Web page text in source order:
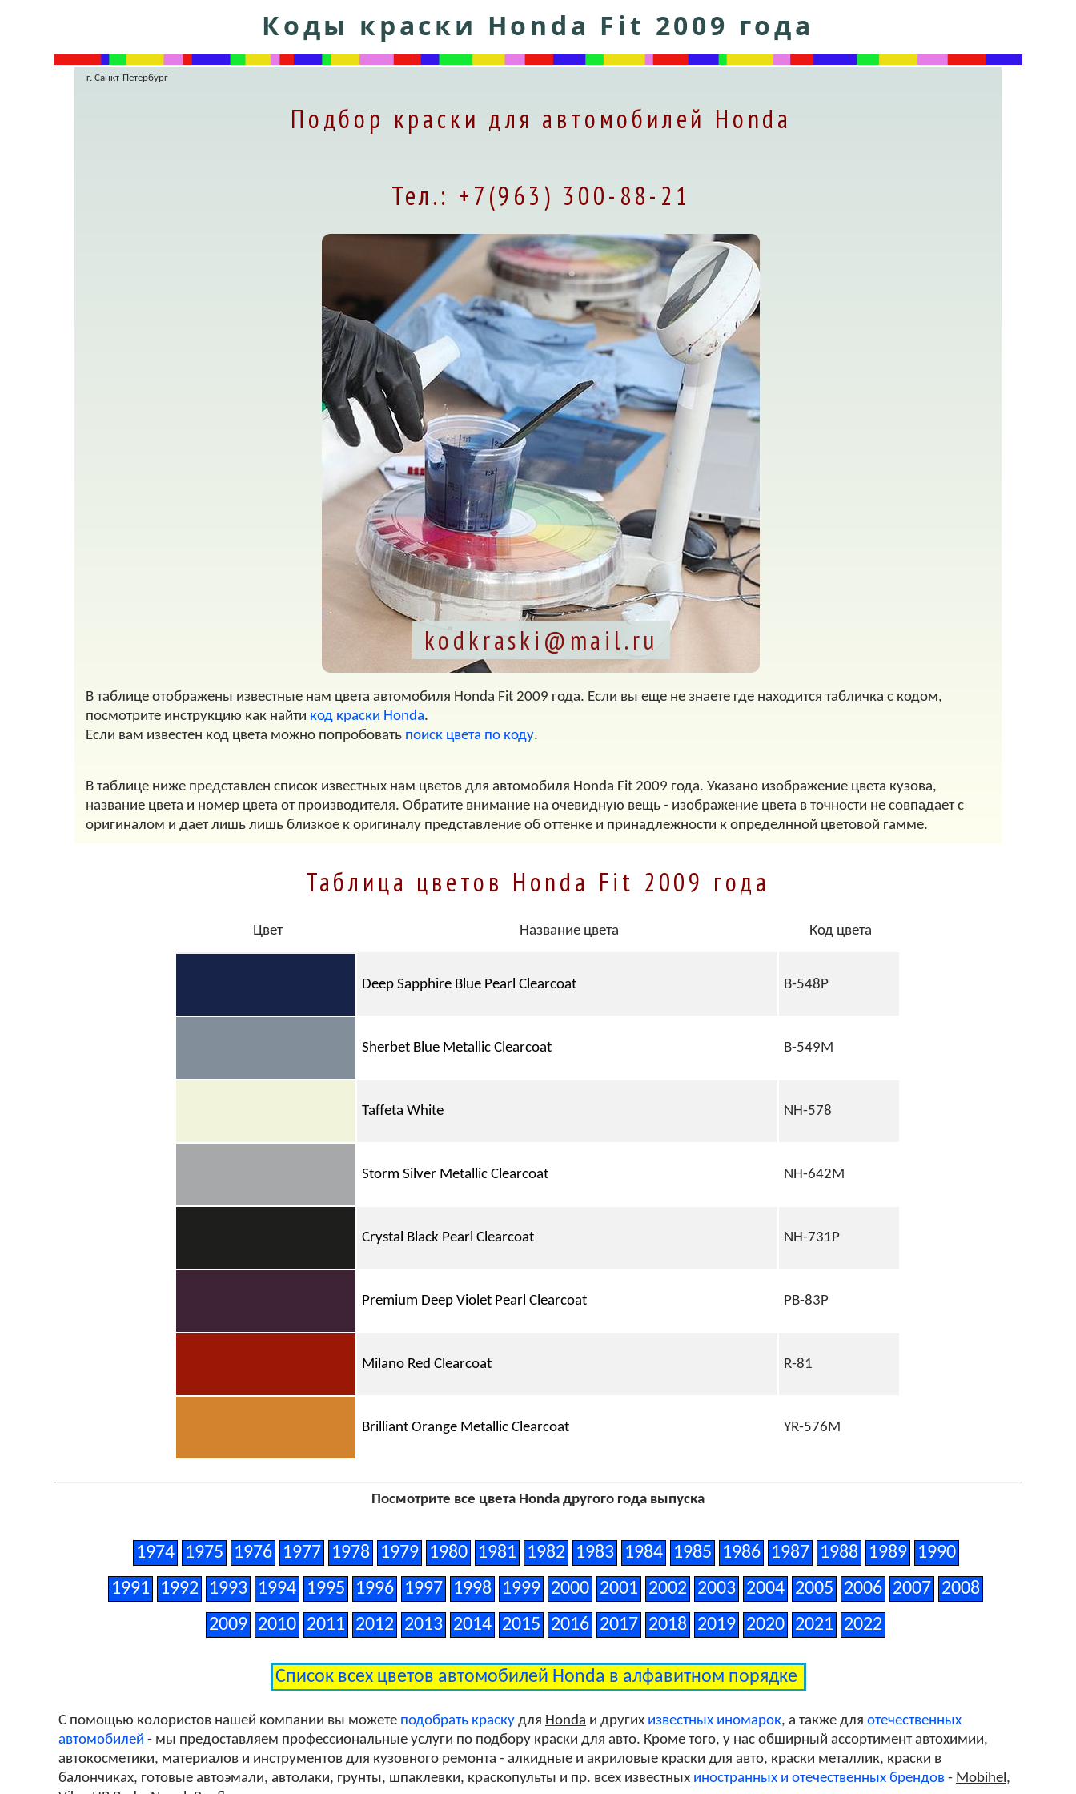
Коды краски Honda Fit 2009 года
г. Санкт-Петербург
Подбор краски для автомобилей Honda
Тел.: +7(963) 300-88-21
kodkraski@mail.ru
В таблице отображены известные нам цвета автомобиля Honda Fit 2009 года. Если вы еще не знаете где находится табличка с кодом,
посмотрите инструкцию как найти код краски Honda.
Если вам известен код цвета можно попробовать поиск цвета по коду.
В таблице ниже представлен список известных нам цветов для автомобиля Honda Fit 2009 года. Указано изображение цвета кузова,
название цвета и номер цвета от производителя. Обратите внимание на очевидную вещь - изображение цвета в точности не совпадает с
оригиналом и дает лишь лишь близкое к оригиналу представление об оттенке и принадлежности к определнной цветовой гамме.
Таблица цветов Honda Fit 2009 года
Цвет Название цвета Код цвета
Deep Sapphire Blue Pearl Clearcoat B-548P
Sherbet Blue Metallic Clearcoat B-549M
Taffeta White NH-578
Storm Silver Metallic Clearcoat NH-642M
Crystal Black Pearl Clearcoat NH-731P
Premium Deep Violet Pearl Clearcoat PB-83P
Milano Red Clearcoat R-81
Brilliant Orange Metallic Clearcoat YR-576M
Посмотрите все цвета Honda другого года выпуска
1974 1975 1976 1977 1978 1979 1980 1981 1982 1983 1984 1985 1986 1987 1988 1989
1990
1991
1992 1993 1994 1995 1996 1997 1998 1999 2000 2001 2002 2003 2004 2005 2006 2007 2008
2009 2010 2011 2012 2013 2014 2015 2016 2017 2018 2019 2020 2021 2022
Список всех цветов автомобилей Honda в алфавитном порядке
С помощью колористов нашей компании вы можете подобрать краскудля Honda и других известных иномарок, а также для отечественных
автомобилей - мы предоставляем профессиональные услуги по подбору краски для авто. Кроме того, у нас обширный ассортимент автохимии,
автокосметики, материалов и инструментов для кузовного ремонта - алкидные и акриловые краски для авто, краски металлик, краски в
балончиках, готовые автоэмали, автолаки, грунты, шпаклевки, краскопульты и пр. всех известных иностранных и отечественных брендов- Mobihel,